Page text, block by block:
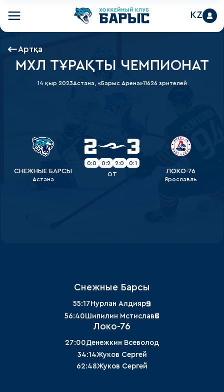
KZ
Артқа
МХЛ ТҰРАҚТЫ ЧЕМПИОНАТ
14 қыр 2023Астана, «Барыс Арена»11626 зрителей
СНЕЖНЫЕ БАРСЫ
Астана
2 3
0:0 0:2 2:0
0:1
OT
ЛОКО-76
Ярославль
Снежные Барсы
55:17 Нурлан Алдияр9
56:40 Шипилин Мстислав6
Локо-76
27:00Денежкин Всеволод
34:14Жуков Сергей
62:48Жуков Сергей